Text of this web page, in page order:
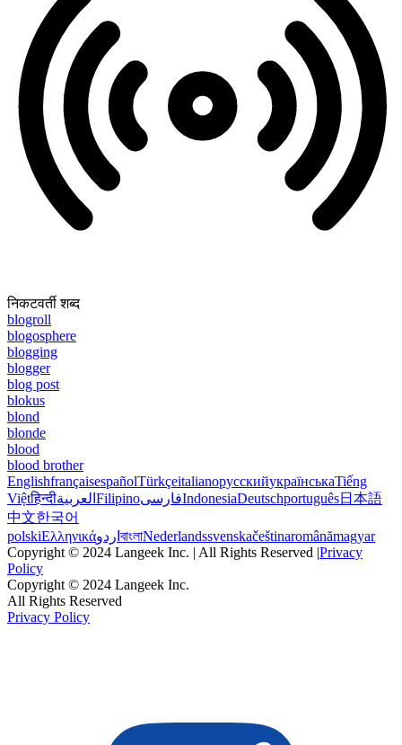
निकटवर्ती शब्द
blogroll
blogosphere
blogging
blogger
blog post
blokus
blond
blonde
blood
blood brother
EnglishfrançaisespañolTürkçeitalianoрусскийукраїнськаTiếng
Việtहिन्दीالعربية FilipinoفارسیIndonesiaDeutschportuguês日本語
中文한국어
polskiΕλληνικάاردو বাংলাNederlandssvenskačeštinaromânămagyar
Copyright © 2024 Langeek Inc. | All Rights Reserved |Privacy
Policy
Copyright © 2024 Langeek Inc.
All Rights Reserved
Privacy Policy